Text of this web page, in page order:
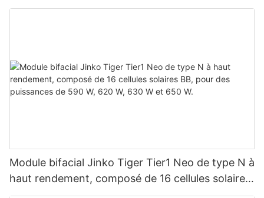
du montage en parallèle de 9 unités pour
Module bifacial Jinko Tiger Tier1 Neo de type N à
haut rendement, composé de 16 cellules solaires
BB, pour des puissances de 590 W, 620 W, 630